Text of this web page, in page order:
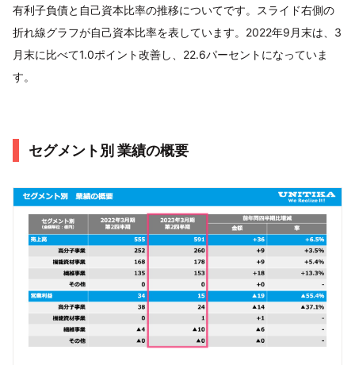
有利子負債と自己資本比率の推移についてです。スライド右側の
折れ線グラフが自己資本比率を表しています。2022年9月末は、3
月末に比べて1.0ポイント改善し、22.6パーセントになっていま
す。
セグメント別 業績の概要